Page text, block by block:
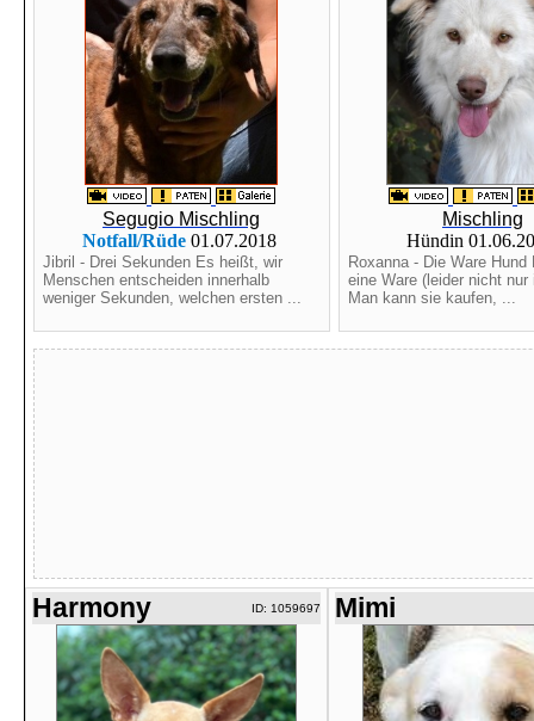
Segugio Mischling
Notfall/Rüde01.07.2018
Jibril - Drei Sekunden Es heißt, wir
Menschen entscheiden innerhalb
weniger Sekunden, welchen ersten ...
Mischling
Hündin
Roxanna - Die Ware Hund
eine Ware (leider nicht nur
Man kann sie kaufen, ...
Harmony ID: 1059697 Mimi